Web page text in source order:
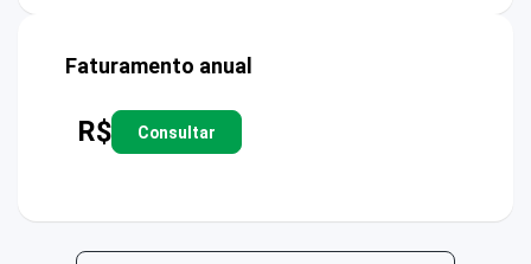
Faturamento anual
R$ Consultar